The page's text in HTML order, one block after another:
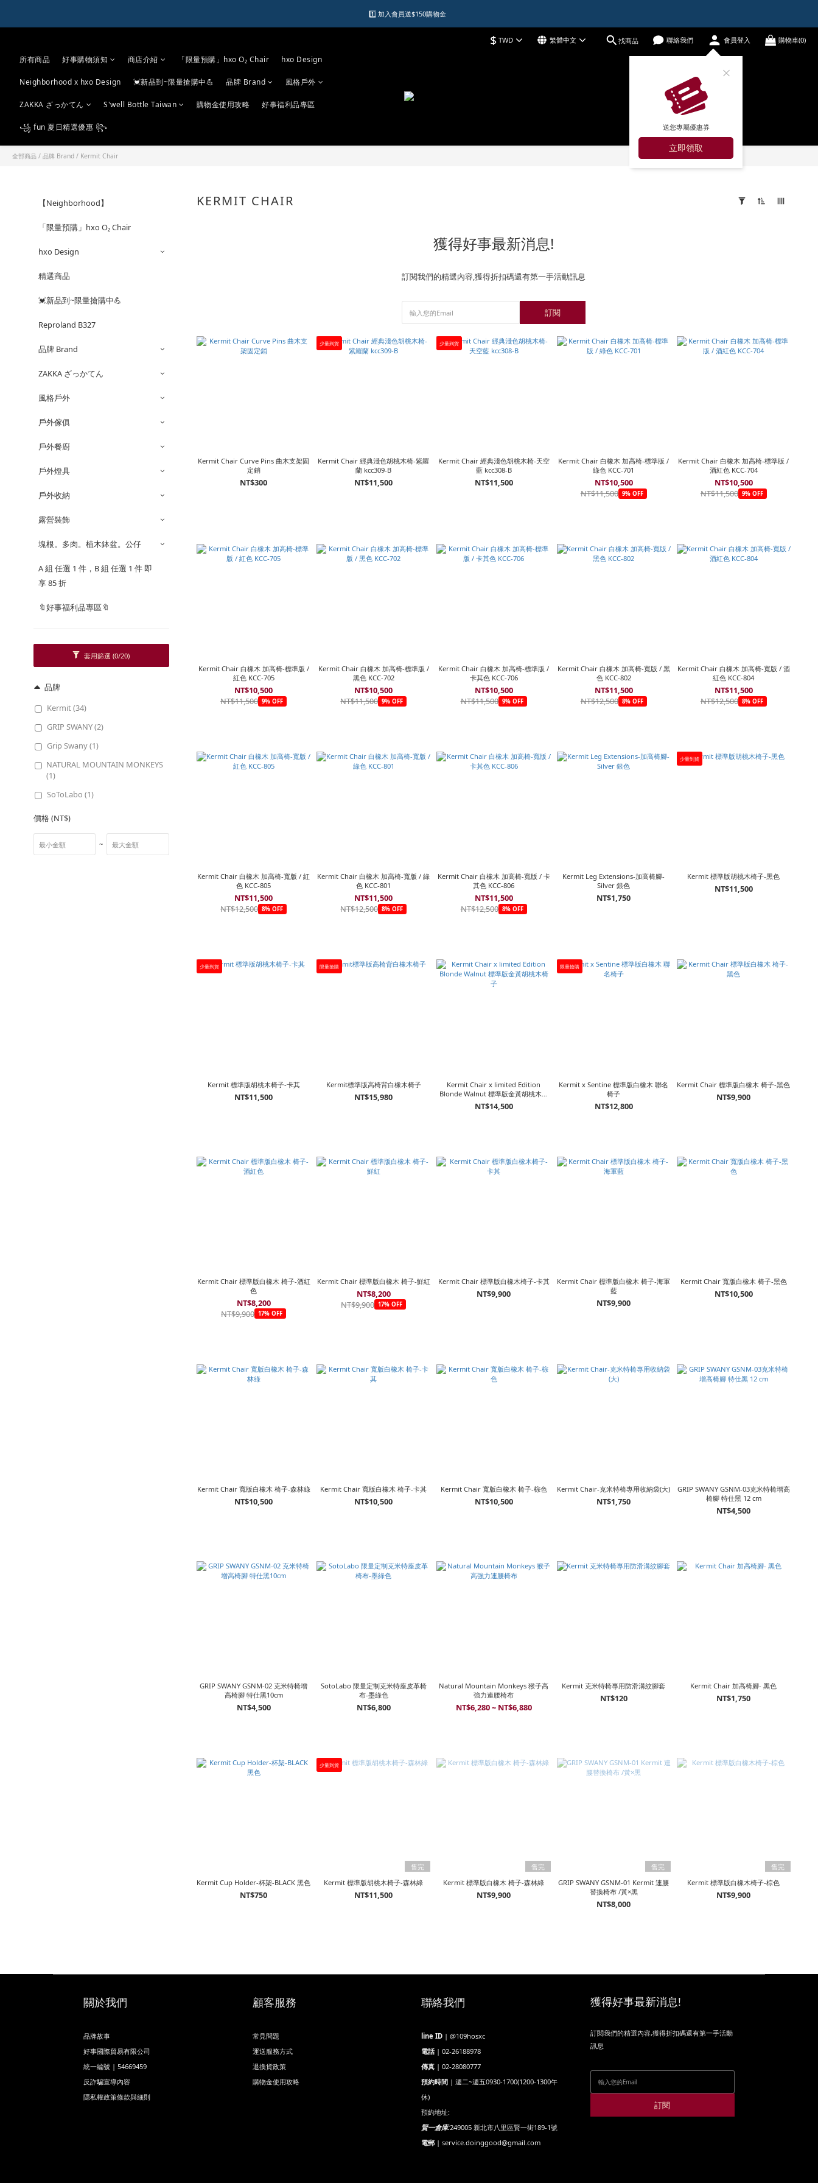
1️⃣ 加入會員送$150購物金
1️⃣ 加入會員送$150購物金
1️⃣ 加入會員送$150購物金
$ TWD 繁體中文 找商品 聯絡我們 會員登入
送您專屬優惠券
立即領取
購物車(0)
所有商品 好事購物須知 商店介紹 「限量預購」hxo O₂ Chair hxo Design
Neighborhood x hxo Design 💓新品到~限量搶購中💪 品牌 Brand 風格戶外
ZAKKA ざっかてん S'well Bottle Taiwan 購物金使用攻略 好事福利品專區
꧁ fun 夏日精選優惠 ꧂
全部商品 / 品牌 Brand / Kermit Chair
【Neighborhood】
「限量預購」hxo O₂ Chair
hxo Design
精選商品
💓新品到~限量搶購中💪
Reproland B327
品牌 Brand
ZAKKA ざっかてん
風格戶外
戶外傢俱
戶外餐廚
戶外燈具
戶外收納
露營裝飾
塊根。多肉。植木鉢盆。公仔
A 組 任選 1 件，B 組 任選 1 件 即
享 85 折
🔖好事福利品專區🔖
套用篩選(0/20)
品牌
Kermit (34)
GRIP SWANY (2)
Grip Swany (1)
NATURAL MOUNTAIN MONKEYS
(1)
SoToLabo (1)
價格 (NT$)
~
KERMIT CHAIR
獲得好事最新消息!
訂閱我們的精選內容,獲得折扣碼還有第一手活動訊息
訂閱
Kermit Chair Curve Pins 曲木支架固
定銷
NT$300
少量到貨
Kermit Chair 經典淺色胡桃木椅-紫羅
蘭 kcc309-B
NT$11,500
少量到貨
Kermit Chair 經典淺色胡桃木椅-天空
藍 kcc308-B
NT$11,500
Kermit Chair 白橡木 加高椅-標準版 /
綠色 KCC-701
NT$10,500
NT$11,500 9% OFF
Kermit Chair 白橡木 加高椅-標準版 /
酒紅色 KCC-704
NT$10,500
NT$11,500 9% OFF
Kermit Chair 白橡木 加高椅-標準版 /
紅色 KCC-705
NT$10,500
NT$11,500 9% OFF
Kermit Chair 白橡木 加高椅-標準版 /
黑色 KCC-702
NT$10,500
NT$11,500 9% OFF
Kermit Chair 白橡木 加高椅-標準版 /
卡其色 KCC-706
NT$10,500
NT$11,500 9% OFF
Kermit Chair 白橡木 加高椅-寬版 / 黑
色 KCC-802
NT$11,500
NT$12,500 8% OFF
Kermit Chair 白橡木 加高椅-寬版 / 酒
紅色 KCC-804
NT$11,500
NT$12,500 8% OFF
Kermit Chair 白橡木 加高椅-寬版 / 紅
色 KCC-805
NT$11,500
NT$12,500 8% OFF
Kermit Chair 白橡木 加高椅-寬版 / 綠
色 KCC-801
NT$11,500
NT$12,500 8% OFF
Kermit Chair 白橡木 加高椅-寬版 / 卡
其色 KCC-806
NT$11,500
NT$12,500 8% OFF
Kermit Leg Extensions-加高椅腳-
Silver 銀色
NT$1,750
少量到貨
Kermit 標準版胡桃木椅子-黑色
NT$11,500
少量到貨
Kermit 標準版胡桃木椅子-卡其
NT$11,500
限量搶購
Kermit標準版高椅背白橡木椅子
NT$15,980
Kermit Chair x limited Edition
Blonde Walnut 標準版金黃胡桃木椅
子
NT$14,500
限量搶購
Kermit x Sentine 標準版白橡木 聯名
椅子
NT$12,800
Kermit Chair 標準版白橡木 椅子-黑色
NT$9,900
Kermit Chair 標準版白橡木 椅子-酒紅
色
NT$8,200
NT$9,900 17% OFF
Kermit Chair 標準版白橡木 椅子-鮮紅
NT$8,200
NT$9,900 17% OFF
Kermit Chair 標準版白橡木椅子-卡其
NT$9,900
Kermit Chair 標準版白橡木 椅子-海軍
藍
NT$9,900
Kermit Chair 寬版白橡木 椅子-黑色
NT$10,500
Kermit Chair 寬版白橡木 椅子-森林綠
NT$10,500
Kermit Chair 寬版白橡木 椅子-卡其
NT$10,500
Kermit Chair 寬版白橡木 椅子-棕色
NT$10,500
Kermit Chair-克米特椅專用收納袋(大)
NT$1,750
GRIP SWANY GSNM-03克米特椅增高
椅腳 特仕黑 12 cm
NT$4,500
GRIP SWANY GSNM-02 克米特椅增
高椅腳 特仕黑10cm
NT$4,500
SotoLabo 限量定制克米特座皮革椅
布-墨綠色
NT$6,800
Natural Mountain Monkeys 猴子高
強力連腰椅布
NT$6,280 ~ NT$6,880
Kermit 克米特椅專用防滑溝紋腳套
NT$120
Kermit Chair 加高椅腳- 黑色
NT$1,750
Kermit Cup Holder-杯架-BLACK 黑色
NT$750
少量到貨
售完
Kermit 標準版胡桃木椅子-森林綠
NT$11,500
售完
Kermit 標準版白橡木 椅子-森林綠
NT$9,900
售完
GRIP SWANY GSNM-01 Kermit 連腰
替換椅布 /黃×黑
NT$8,000
售完
Kermit 標準版白橡木椅子-棕色
NT$9,900
關於我們
品牌故事
好事國際貿易有限公司
統一編號 | 54669459
反詐騙宣導內容
隱私權政策條款與細則
顧客服務
常見問題
運送服務方式
退換貨政策
購物金使用攻略
聯絡我們
line ID | @109hosxc
電話 | 02-26188978
傳真 | 02-28080777
預約時間 | 週二~週五0930-1700(1200-1300午
休)
預約地址:
賢一倉庫:249005 新北市八里區賢一街189-1號
電郵 | service.doinggood@gmail.com
獲得好事最新消息!
訂閱我們的精選內容,獲得折扣碼還有第一手活動
訊息
訂閱